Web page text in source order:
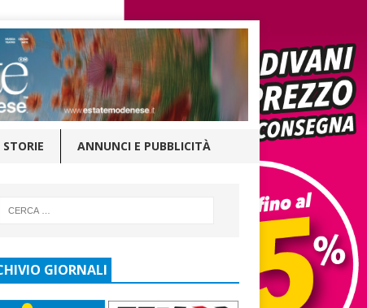
STORIE ANNUNCI E PUBBLICITÀ
GIORNALI